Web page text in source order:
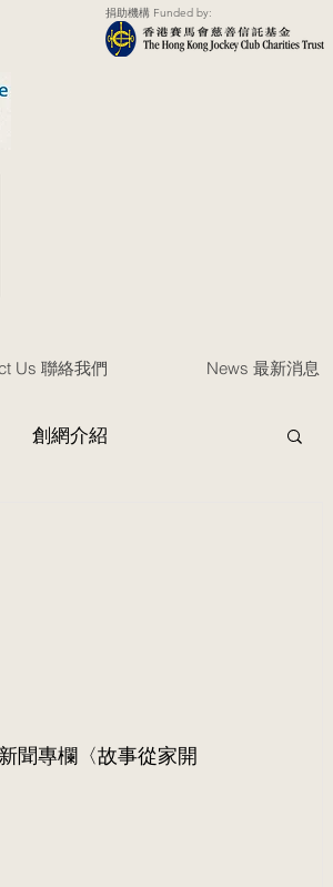
捐助機構 Funded by:
Us 聯絡我們 News 最新消息
創網介紹